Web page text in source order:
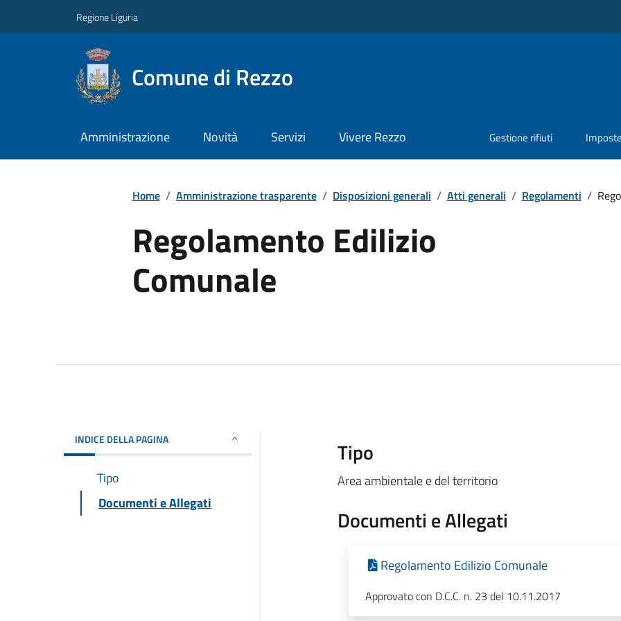
Regione Liguria
Comune di Rezzo
Amministrazione Novità Servizi Vivere Rezzo Gestione rifiuti Imposte
Home / Amministrazione trasparente / Disposizioni generali / Atti generali / Regolamenti /
Regolamento Edilizio
Comunale
INDICE DELLA PAGINA
Tipo
Documenti e Allegati
Tipo
Area ambientale e del territorio
Documenti e Allegati
Regolamento Edilizio Comunale
Approvato con D.C.C. n. 23 del 10.11.2017